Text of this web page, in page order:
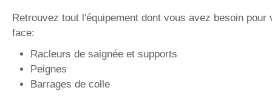
Retrouvez tout l'équipement dont vous avez besoin pour
face:
Racleurs de saignée et supports
Peignes
Barrages de colle